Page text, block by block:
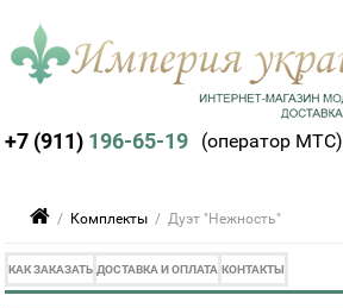
+7 (911) 196-65-19 (оператор МТС)
/ Комплекты / Дуэт "Нежность"
КАК ЗАКАЗАТЬ ДОСТАВКА И ОПЛАТА КОНТАКТЫ